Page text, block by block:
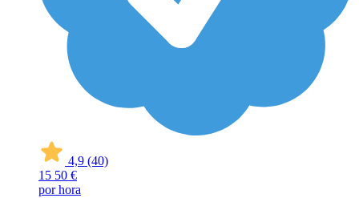
4,9 (40)
15 50 €
por hora